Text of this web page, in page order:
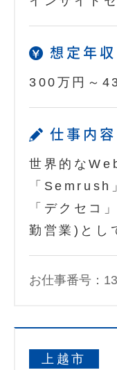
想定年収
300万円～
仕事内容
世界的な
「Semrush
「デクセコ
勤営業)とし
お仕事番号：
上越市